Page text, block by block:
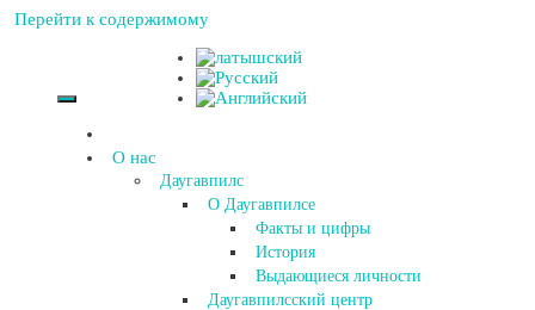
Перейти к содержимому
О нас
Даугавпилс
О Даугавпилсе
Факты и цифры
История
Выдающиеся личности
Даугавпилсский центр